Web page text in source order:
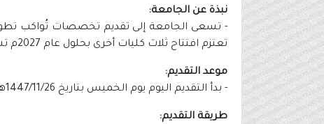
نبذة عن الجامعة:
- تسعى الجامعة إلى تقديم تخصصات تُواكب تطور
تعتزم افتتاح ثلاث كليات أخرى بحلول عام 2027م تشمل (كلية الدراسات التراثية والحضارية، كلية التصميم والعمارة، كلية الفنون البصرية والتصوير الفوتوغرافي).
موعد التقديم:
- بدأ التقديم اليوم يوم الخميس بتاريخ 1447/11/26هـ الموافق 2026/05/14م.
طريقة التقديم: